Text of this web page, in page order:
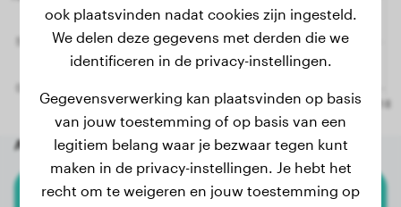
Andere willekeurige honden
ook plaatsvinden nadat cookies zijn ingesteld.
We delen deze gegevens met derden die we
identificeren in de privacy-instellingen.
Gegevensverwerking kan plaatsvinden op basis
van jouw toestemming of op basis van een
legitiem belang waar je bezwaar tegen kunt
maken in de privacy-instellingen. Je hebt het
recht om te weigeren en jouw toestemming op